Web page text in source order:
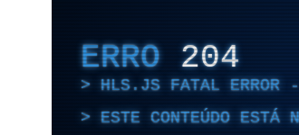
ERRO 204
HLS.JS FATAL ERROR -
ESTE CONTEÚDO ESTÁ